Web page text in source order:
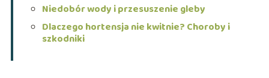
Niedobór wody i przesuszenie gleby
Dlaczego hortensja nie kwitnie? Choroby i
szkodniki